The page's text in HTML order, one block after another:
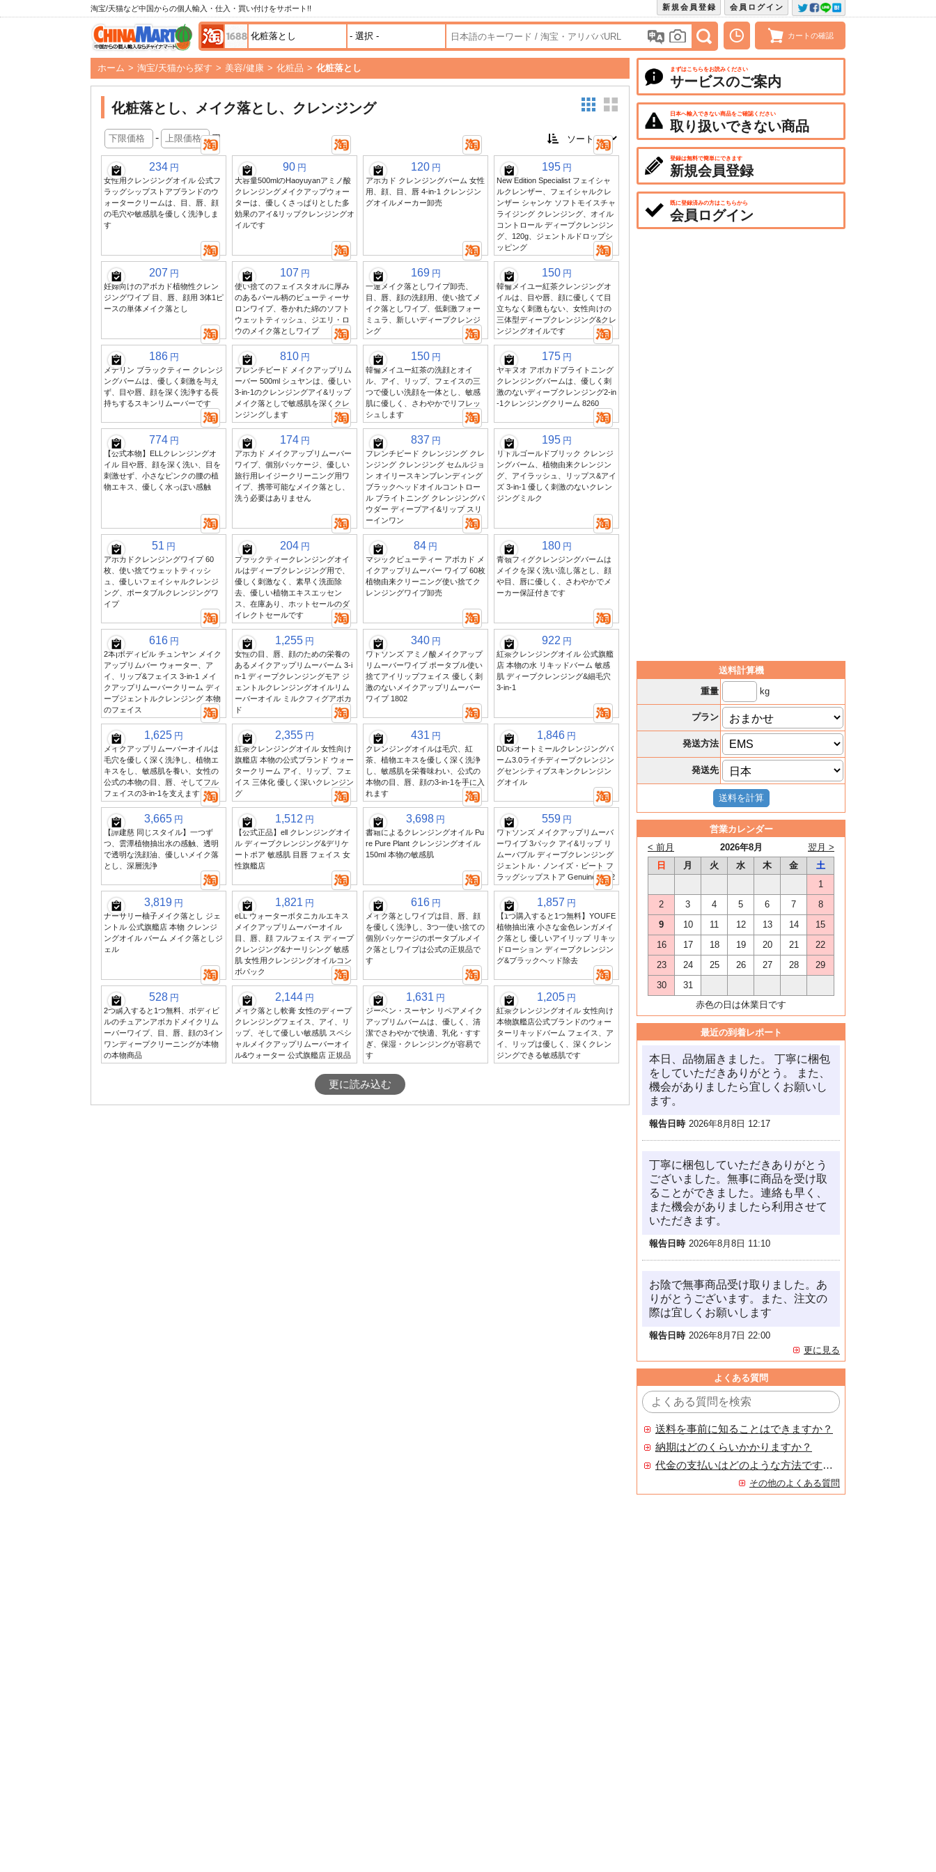
淘宝/天猫など中国からの個人輸入・仕入・買い付けをサポート!! 会員ログイン
新規会員登録
カートの確認
ホーム > 淘宝/天猫から探す > 美容/健康 > 化粧品 > 化粧落とし
化粧落とし、メイク落とし、クレンジング
- 円
234 円
女性用クレンジングオイル 公式フ
ラッグシップストアブランドのウ
ォータークリームは、目、唇、顔
の毛穴や敏感肌を優しく洗浄しま
す
90 円
大容量500mlのHaoyuyanアミノ酸
クレンジングメイクアップウォー
ターは、優しくさっぱりとした多
効果のアイ&リップクレンジングオ
イルです
120 円
アボカド クレンジングバーム 女性
用、顔、目、唇 4-in-1 クレンジン
グオイルメーカー卸売
195 円
New Edition Specialist フェイシャ
ルクレンザー、フェイシャルクレ
ンザー シャンケ ソフトモイスチャ
ライジング クレンジング、オイル
コントロール ディープクレンジン
グ、120g、ジェントルドロップシ
ッピング
207 円
妊婦向けのアボカド植物性クレン
ジングワイプ 目、唇、顔用 3体1ピ
ースの単体メイク落とし
107 円
使い捨てのフェイスタオルに厚み
のあるパール柄のビューティーサ
ロンワイプ、巻かれた綿のソフト
ウェットティッシュ、ジエリ・ロ
ウのメイク落としワイプ
169 円
一連メイク落としワイプ卸売、
目、唇、顔の洗顔用、使い捨てメ
イク落としワイプ、低刺激フォー
ミュラ、新しいディープクレンジ
ング
150 円
韓倫メイユー紅茶クレンジングオ
イルは、目や唇、顔に優しくて目
立ちなく刺激もない、女性向けの
三体型ディープクレンジング&クレ
ンジングオイルです
186 円
メデリン ブラックティー クレンジ
ングバームは、優しく刺激を与え
ず、目や唇、顔を深く洗浄する長
持ちするスキンリムーバーです
810 円
フレンチビード メイクアップリム
ーバー 500ml シュヤンは、優しい
3-in-1のクレンジングアイ&リップ
メイク落としで敏感肌を深くクレ
ンジングします
150 円
韓倫メイユー紅茶の洗顔とオイ
ル、アイ、リップ、フェイスの三
つで優しい洗顔を一体とし、敏感
肌に優しく、さわやかでリフレッ
シュします
175 円
ヤキヌオ アボカドブライトニング
クレンジングバームは、優しく刺
激のないディープクレンジング2-in
-1クレンジングクリーム 8260
774 円
【公式本物】ELLクレンジングオ
イル 目や唇、顔を深く洗い、目を
刺激せず、小さなピンクの腰の植
物エキス、優しく水っぽい感触
174 円
アボカド メイクアップリムーバー
ワイプ、個別パッケージ、優しい
旅行用レイジークリーニング用ワ
イプ、携帯可能なメイク落とし、
洗う必要はありません
837 円
フレンチビード クレンジング クレ
ンジング クレンジング セムルジョ
ン オイリースキンブレンディング
ブラックヘッドオイルコントロー
ル ブライトニング クレンジングパ
ウダー ディープアイ&リップ スリ
ーインワン
195 円
リトルゴールドブリック クレンジ
ングバーム、植物由来クレンジン
グ、アイラッシュ、リップス&アイ
ズ 3-in-1 優しく刺激のないクレン
ジングミルク
51 円
アボカドクレンジングワイプ 60
枚、使い捨てウェットティッシ
ュ、優しいフェイシャルクレンジ
ング、ポータブルクレンジングワ
イプ
204 円
ブラックティークレンジングオイ
ルはディープクレンジング用で、
優しく刺激なく、素早く洗面除
去、優しい植物エキスエッセン
ス、在庫あり、ホットセールのダ
イレクトセールです
84 円
マジックビューティー アボカド メ
イクアップリムーバー ワイプ 60枚
植物由来クリーニング使い捨てク
レンジングワイプ卸売
180 円
青嶺フィグクレンジングバームは
メイクを深く洗い流し落とし、顔
や目、唇に優しく、さわやかでメ
ーカー保証付きです
616 円
2本|ボディビル チュンヤン メイク
アップリムバー ウォーター、ア
イ、リップ&フェイス 3-in-1 メイ
クアップリムーバークリーム ディ
ープジェントルクレンジング 本物
のフェイス
1,255 円
女性の目、唇、顔のための栄養の
あるメイクアップリムーバーム 3-i
n-1 ディープクレンジングモア ジ
ェントルクレンジングオイルリム
ーバーオイル ミルクフィグアボカ
ド
340 円
ワトソンズ アミノ酸メイクアップ
リムーバーワイプ ポータブル使い
捨てアイリップフェイス 優しく刺
激のないメイクアップリムーバー
ワイプ 1802
922 円
紅茶クレンジングオイル 公式旗艦
店 本物の水 リキッドバーム 敏感
肌 ディープクレンジング&細毛穴
3-in-1
1,625 円
メイクアップリムーバーオイルは
毛穴を優しく深く洗浄し、植物エ
キスをし、敏感肌を養い、女性の
公式の本物の目、唇、そしてフル
フェイスの3-in-1を支えます
2,355 円
紅茶クレンジングオイル 女性向け
旗艦店 本物の公式ブランド ウォー
タークリーム アイ、リップ、フェ
イス 三体化 優しく深いクレンジン
グ
431 円
クレンジングオイルは毛穴、紅
茶、植物エキスを優しく深く洗浄
し、敏感肌を栄養味わい、公式の
本物の目、唇、顔の3-in-1を手に入
れます
1,846 円
DDGオートミールクレンジングバ
ーム3.0ライチディープクレンジン
グセンシティブスキンクレンジン
グオイル
3,665 円
【譚建慈 同じスタイル】一つず
つ、雲潭植物抽出水の感触、透明
で透明な洗顔油、優しいメイク落
とし、深層洗浄
1,512 円
【公式正品】ell クレンジングオイ
ル ディープクレンジング&デリケ
ートポア 敏感肌 目唇 フェイス 女
性旗艦店
3,698 円
書籍によるクレンジングオイル Pu
re Pure Plant クレンジングオイル
150ml 本物の敏感肌
559 円
ワトソンズ メイクアップリムーバ
ーワイプ 3パック アイ&リップ リ
ムーバブル ディープクレンジング
ジェントル・ノンイズ・ビート フ
ラッグシップストア Genuine 1802
3,819 円
ナーサリー柚子メイク落とし ジェ
ントル 公式旗艦店 本物 クレンジ
ングオイル バーム メイク落としジ
ェル
1,821 円
eLL ウォーターボタニカルエキス
メイクアップリムーバーオイル
目、唇、顔 フルフェイス ディープ
クレンジング&ナーリシング 敏感
肌 女性用クレンジングオイルコン
ボパック
616 円
メイク落としワイプは目、唇、顔
を優しく洗浄し、3つ一使い捨ての
個別パッケージのポータブルメイ
ク落としワイプは公式の正規品で
す
1,857 円
【1つ購入すると1つ無料】YOUFE
植物抽出液 小さな金色レンガメイ
ク落とし 優しいアイリップ リキッ
ドローション ディープクレンジン
グ&ブラックヘッド除去
528 円
2つ購入すると1つ無料、ボディビ
ルのチュアンアボカドメイクリム
ーバーワイプ、目、唇、顔の3イン
ワンディープクリーニングが本物
の本物商品
2,144 円
メイク落とし軟膏 女性のディープ
クレンジングフェイス、アイ、リ
ップ、そして優しい敏感肌 スペシ
ャルメイクアップリムーバーオイ
ル&ウォーター 公式旗艦店 正規品
1,631 円
ジーベン・スーヤン リペアメイク
アップリムバームは、優しく、清
潔でさわやかで快適、乳化・すす
ぎ、保湿・クレンジングが容易で
す
1,205 円
紅茶クレンジングオイル 女性向け
本物旗艦店公式ブランドのウォー
ターリキッドバーム フェイス、ア
イ、リップは優しく、深くクレン
ジングできる敏感肌です
更に読み込む
まずはこちらをお読みください
サービスのご案内
日本へ輸入できない商品をご確認ください
取り扱いできない商品
登録は無料で簡単にできます
新規会員登録
既に登録済みの方はこちらから
会員ログイン
送料計算機
重量
kg
プラン
発送方法
発送先
営業カレンダー
2026年8月
< 前月
翌月 >
日
月 火 水 木 金
土
1
2
3 4 5 6 7
8
9
10 11 12 13 14
15
16
17 18 19 20 21
22
23
24 25 26 27 28
29
30
31
赤色の日は休業日です
最近の到着レポート
本日、品物届きました。 丁寧に梱包
をしていただきありがとう。 また、
機会がありましたら宜しくお願いし
ます。
報告日時 2026年8月8日 12:17
丁寧に梱包していただきありがとう
ございました。無事に商品を受け取
ることができました。連絡も早く、
また機会がありましたら利用させて
いただきます。
報告日時 2026年8月8日 11:10
お陰で無事商品受け取りました。あ
りがとうございます。また、注文の
際は宜しくお願いします
報告日時 2026年8月7日 22:00
更に見る
よくある質問
送料を事前に知ることはできますか？
納期はどのくらいかかりますか？
代金の支払いはどのような方法ですか？
その他のよくある質問